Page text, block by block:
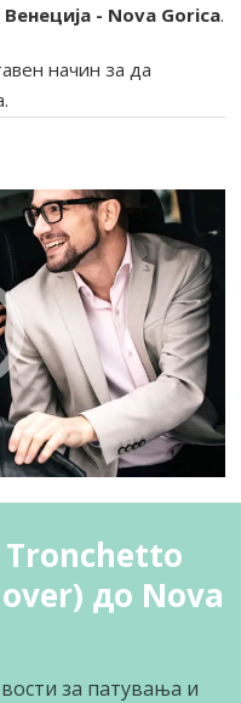
Венеција - Nova Gorica.
начин за да
Tronchetto
до Nova
за патувања и